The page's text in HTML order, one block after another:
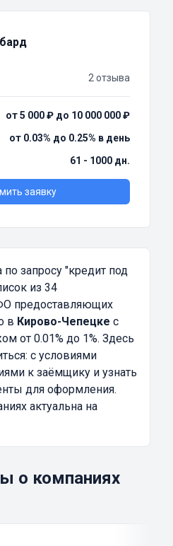
2 отзыва
от 5 000 ₽ до 10 000 000 ₽
от 0.03% до 0.25% в день
61 - 1000 дн.
заявку
по запросу "кредит под
из 34
предоставляющих
в Кирово-Чепецке с
от 0.01% до 1%. Здесь
с условиями
к заёмщику и узнать
для оформления.
актуальна на
о компаниях